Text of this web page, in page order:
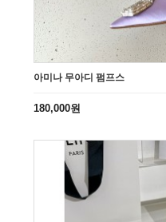
아미나 무아디 펌프스
180,000원